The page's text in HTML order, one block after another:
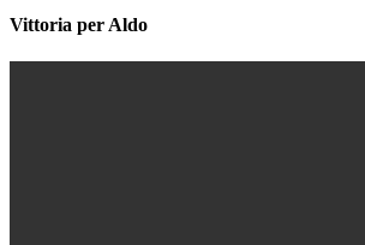
Vittoria per Aldo